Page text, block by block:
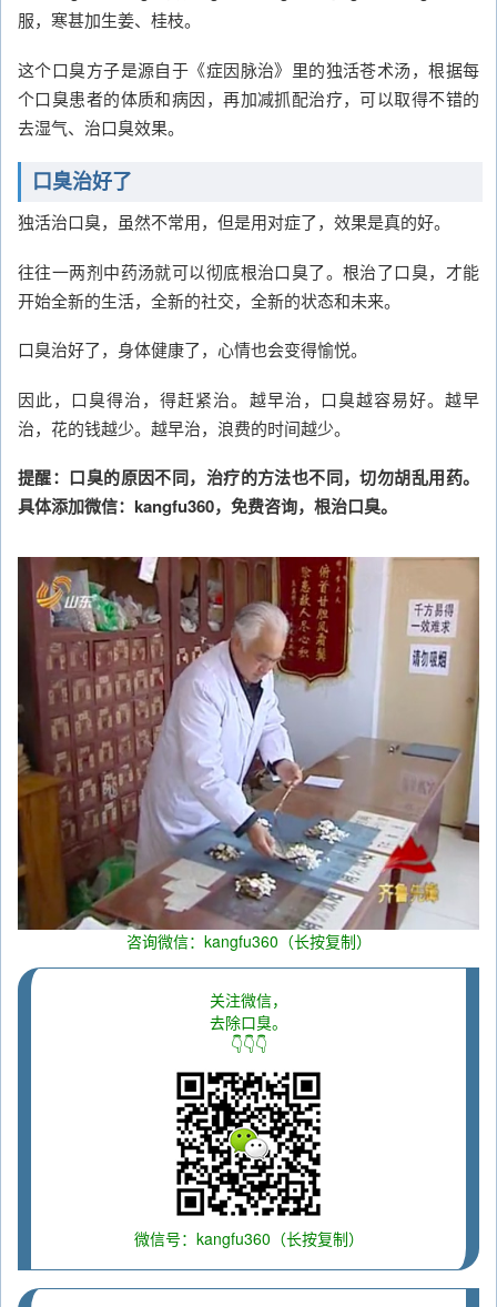
服，寒甚加生姜、桂枝。
这个口臭方子是源自于《症因脉治》里的独活苍术汤，根据每
个口臭患者的体质和病因，再加减抓配治疗，可以取得不错的
去湿气、治口臭效果。
口臭治好了
独活治口臭，虽然不常用，但是用对症了，效果是真的好。
往往一两剂中药汤就可以彻底根治口臭了。根治了口臭，才能
开始全新的生活，全新的社交，全新的状态和未来。
口臭治好了，身体健康了，心情也会变得愉悦。
因此，口臭得治，得赶紧治。越早治，口臭越容易好。越早
治，花的钱越少。越早治，浪费的时间越少。
提醒：口臭的原因不同，治疗的方法也不同，切勿胡乱用药。
具体添加微信：kangfu360，免费咨询，根治口臭。
咨询微信：kangfu360（长按复制）
关注微信，
去除口臭。
👇👇👇
微信号：kangfu360（长按复制）